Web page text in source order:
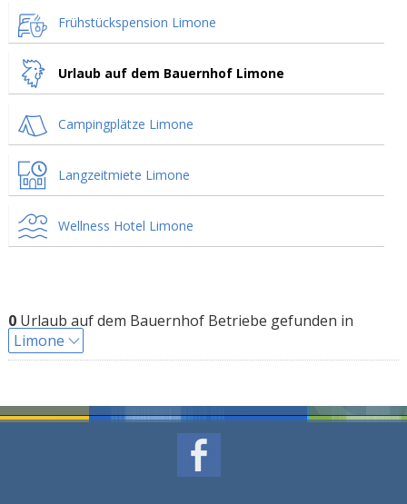
Frühstückspension Limone
Urlaub auf dem Bauernhof Limone
Campingplätze Limone
Langzeitmiete Limone
Wellness Hotel Limone
0Urlaub auf dem Bauernhof Betriebe gefunden in
Limone